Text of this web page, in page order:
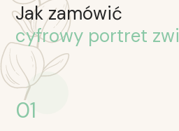
Jak zamówić
cyfrowy portret
01